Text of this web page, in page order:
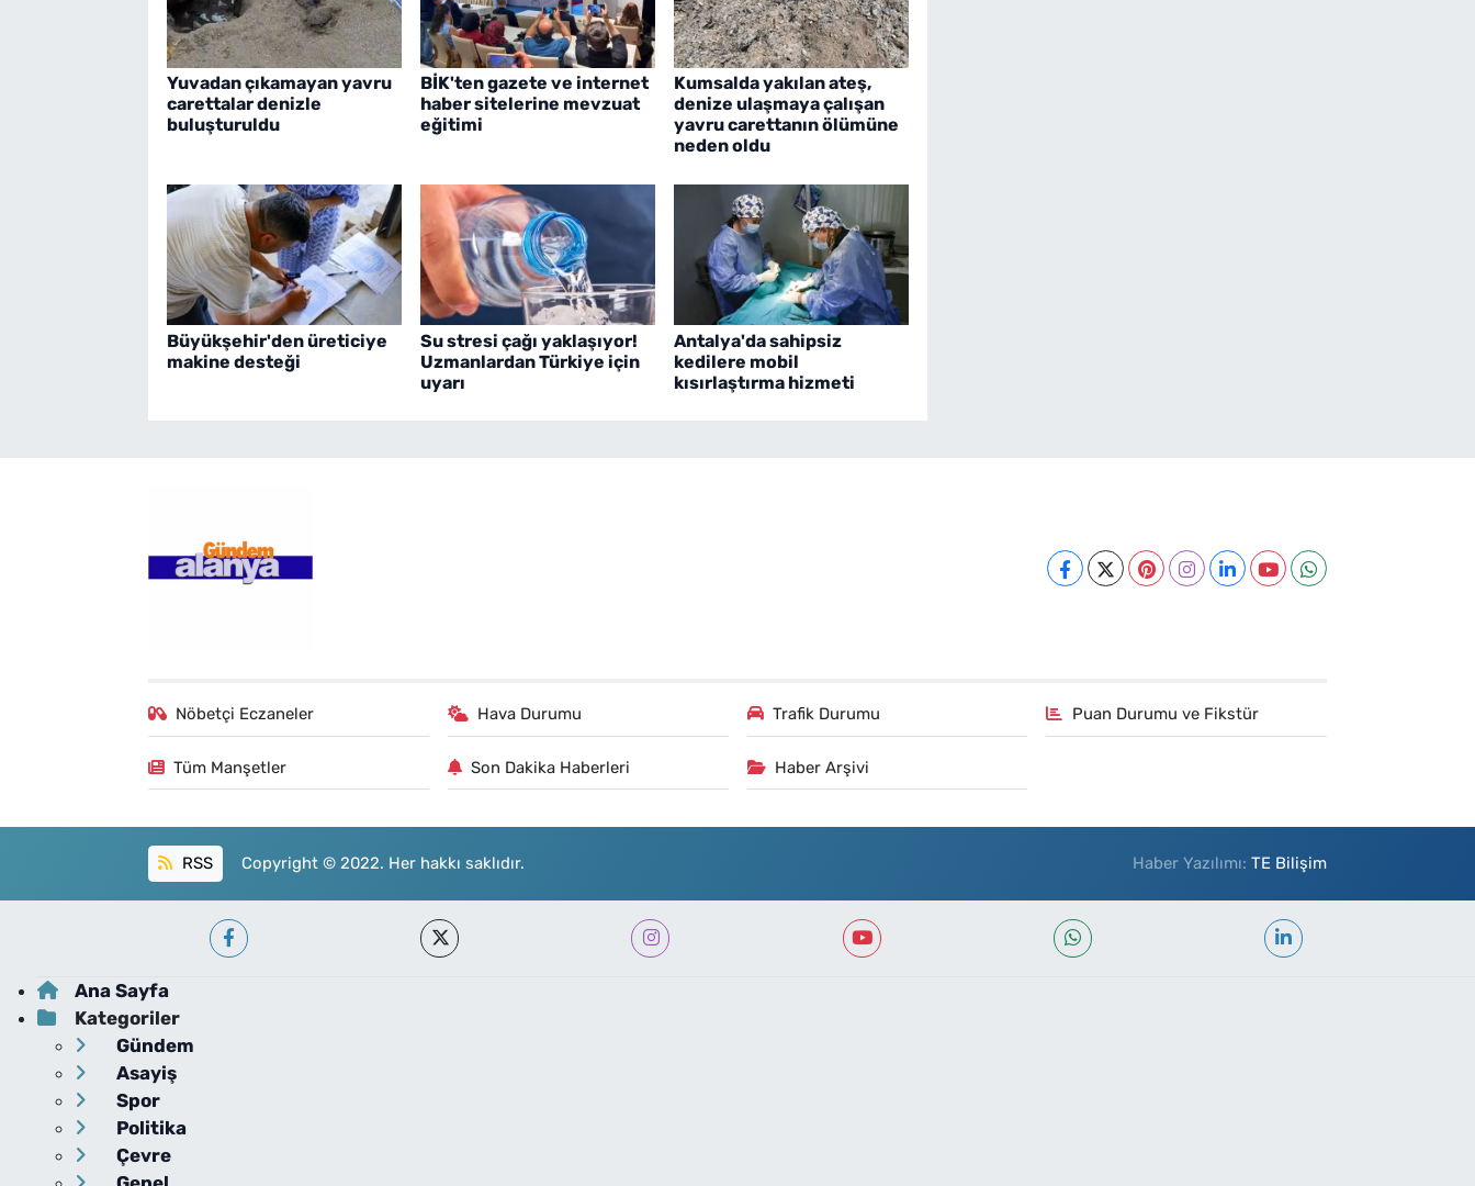
Yuvadan çıkamayan yavru
carettalar denizle
buluşturuldu
BİK'ten gazete ve internet
haber sitelerine mevzuat
eğitimi
Kumsalda yakılan ateş,
denize ulaşmaya çalışan
yavru carettanın ölümüne
neden oldu
Büyükşehir'den üreticiye
makine desteği
Su stresi çağı yaklaşıyor!
Uzmanlardan Türkiye için
uyarı
Antalya'da sahipsiz
kedilere mobil
kısırlaştırma hizmeti
Nöbetçi Eczaneler Hava Durumu Trafik Durumu Puan Durumu ve Fikstür
Tüm Manşetler Son Dakika Haberleri Haber Arşivi
RSS Copyright © 2022. Her hakkı saklıdır. Haber Yazılımı:TE Bilişim
Ana Sayfa
Kategoriler
Gündem
Asayiş
Spor
Politika
Çevre